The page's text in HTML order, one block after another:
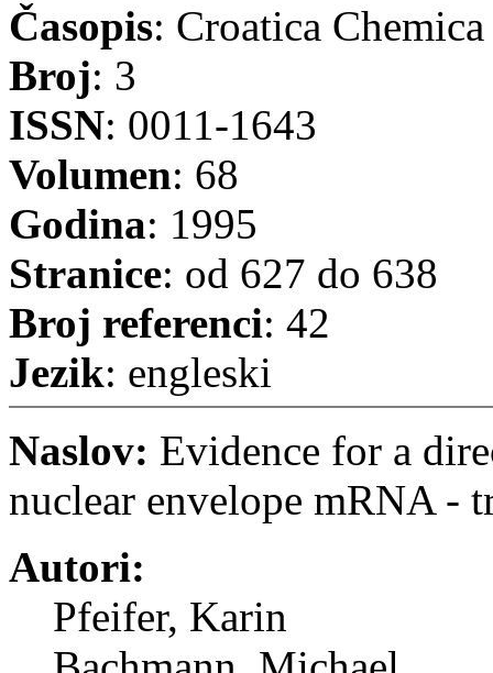
Časopis: Croatica
Broj: 3
ISSN: 0011-1643
Volumen: 68
Godina: 1995
Stranice: od 627 do 638
Broj referenci: 42
Jezik: engleski
Naslov: Evidence for a
nuclear envelope mRNA -
Autori:
Pfeifer, Karin